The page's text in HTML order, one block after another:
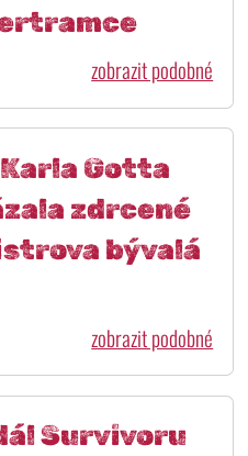
zobrazit podobné
Gotta
zdrcené
bývalá
zobrazit podobné
Survivoru